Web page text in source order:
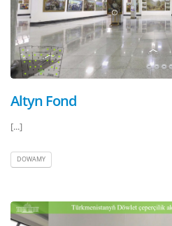
Altyn Fond
[...]
DOWAMY